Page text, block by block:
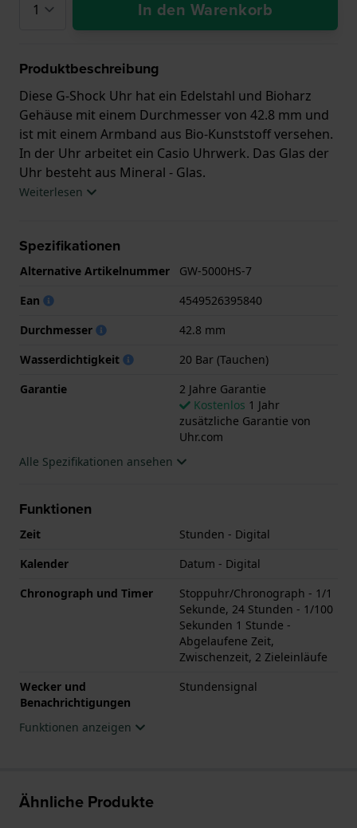
In den Warenkorb
Produktbeschreibung
Diese G-Shock Uhr hat ein Edelstahl und Bioharz
Gehäuse mit einem Durchmesser von 42.8 mm und
ist mit einem Armband aus Bio-Kunststoff versehen.
In der Uhr arbeitet ein Casio Uhrwerk. Das Glas der
Uhr besteht aus Mineral - Glas.
wird mit 2 Jahre Garantie geliefert.
Weiterlesen
Spezifikationen
Alternative Artikelnummer
GW-5000HS-7
Ean
4549526395840
Durchmesser
42.8 mm
Wasserdichtigkeit
20 Bar (Tauchen)
Garantie
2 Jahre Garantie
Kostenlos 1 Jahr
zusätzliche Garantie von
Uhr.com
Alle Spezifikationen ansehen
Funktionen
Zeit
Stunden - Digital
Kalender
Datum - Digital
Chronograph und Timer
Stoppuhr/Chronograph - 1/1
Sekunde, 24 Stunden - 1/100
Sekunden 1 Stunde -
Abgelaufene Zeit,
Zwischenzeit, 2 Zieleinläufe
Wecker und
Benachrichtigungen
Stundensignal
Funktionen anzeigen
Ähnliche Produkte